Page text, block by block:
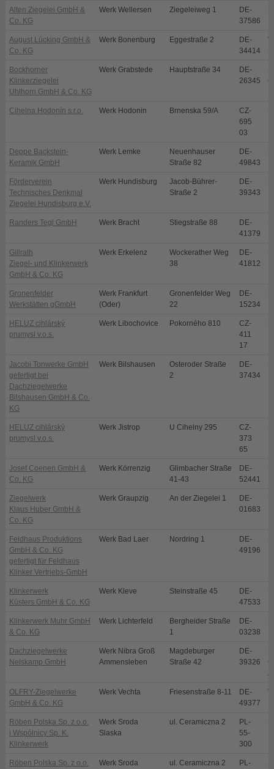
Alten Ziegelei GmbH &
Co. KG
Werk Wellersen Ziegeleiweg 1
DE-
37586
August Lücking GmbH &
Co. KG
Werk Bonenburg Eggestraße 2
DE-
34414
Bockhorner
Klinkerziegelei
Uhlhorn GmbH & Co. KG
Werk Grabstede Hauptstraße 34
DE-
26345
Cihelna Hodonín s.r.o. Werk Hodonin Brnenska 59/A
CZ-
695
03
Deppe Backstein-
Keramik GmbH
Werk Lemke
Neuenhauser
Straße 82
DE-
49843
Förderverein
Technisches Denkmal
Ziegelei Hundisburg e.V.
Werk Hundisburg
Jacob-Bührer-
Straße 2
DE-
39343
Randers Tegl GmbH Werk Bracht Stiegstraße 88
DE-
41379
Gillrath
Ziegel- und Klinkerwerk
GmbH & Co. KG
Werk Erkelenz
Wockerather Weg
38
DE-
41812
Gronenfelder
Werkstätten gGmbH
Werk Frankfurt
(Oder)
Gronenfelder Weg
22
DE-
15234
HELUZ cihlárský
prumysl v.o.s.
Werk Libochovice Pokorného 810
CZ-
411
17
Jacobi Tonwerke GmbH
gefertigt bei
Dachziegelwerke
Bilshausen GmbH & Co.
KG
Werk Bilshausen
Osteroder Straße
2
DE-
37434
HELUZ cihlárský
prumysl v.o.s.
Werk Jistrop U Cihelny 295
CZ-
373
65
Josef Coenen GmbH &
Co. KG
Werk Körrenzig
Glimbacher Straße
41-43
DE-
52441
Ziegelwerk
Klaus Huber GmbH &
Co. KG
Werk Graupzig An der Ziegelei 1
DE-
01683
Feldhaus Produktions
GmbH & Co. KG
gefertigt für Feldhaus
Klinker Vertriebs-GmbH
Werk Bad Laer Nordring 1
DE-
49196
Klinkerwerk
Küsters GmbH & Co. KG
Werk Kleve Steinstraße 45
DE-
47533
Klinkerwerk Muhr GmbH
& Co. KG
Werk Lichterfeld
Bergheider Straße
1
DE-
03238
Dachziegelwerke
Nelskamp GmbH
Werk Nibra Groß
Ammensleben
Magdeburger
Straße 42
DE-
39326
OLFRY-Ziegelwerke
GmbH & Co. KG
Werk Vechta Friesenstraße 8-11
DE-
49377
Röben Polska Sp. z o.o.
i Wspólnicy Sp. K.
Klinkerwerk
Werk Sroda
Slaska
ul. Ceramiczna 2
PL-
55-
300
Röben Polska Sp. z o.o.
Werk Sroda
ul. Ceramiczna 2
PL-